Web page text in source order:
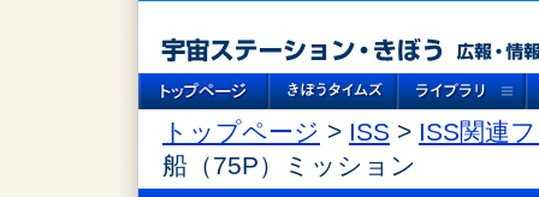
トップページ > ISS > ISS関連
船（75P）ミッション